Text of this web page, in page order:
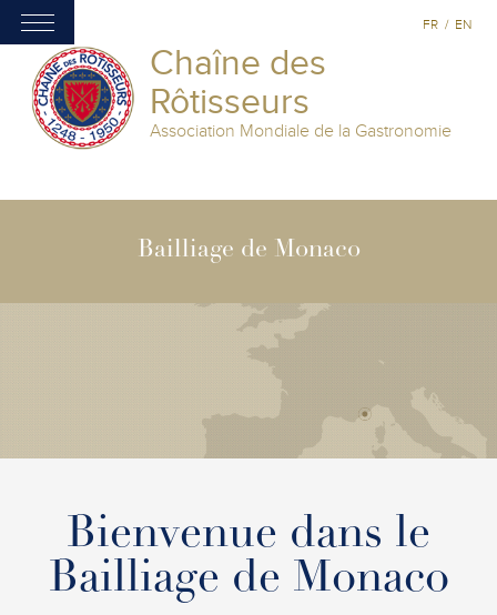
Chaîne des
Rôtisseurs
Association Mondiale de la Gastronomie
FR / EN
Bailliage de Monaco
Bienvenue dans le
Bailliage de Monaco